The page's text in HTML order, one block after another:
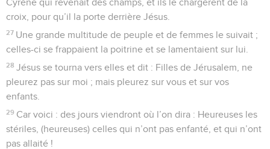
Cyrène qui revenait des champs, et ils le chargèrent de la
croix, pour qu’il la porte derrière Jésus.
27 Une grande multitude de peuple et de femmes le suivait ;
celles-ci se frappaient la poitrine et se lamentaient sur lui.
28 Jésus se tourna vers elles et dit : Filles de Jérusalem, ne
pleurez pas sur moi ; mais pleurez sur vous et sur vos
enfants.
29 Car voici : des jours viendront où l’on dira : Heureuses les
stériles, (heureuses) celles qui n’ont pas enfanté, et qui n’ont
pas allaité !